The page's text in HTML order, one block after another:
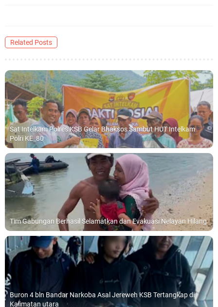
Related Posts
Sat Intelkam Polres KSB Gelar Bhaksos Sambut HUT Intelkam
Polri KE_80
Tim Gabungan Berhasil Selamatkan dan Evakuasi Nelayan Hilang
Buron 4 bln Bandar Narkoba Asal Jereweh KSB Tertangkap di
Kalimatan utara